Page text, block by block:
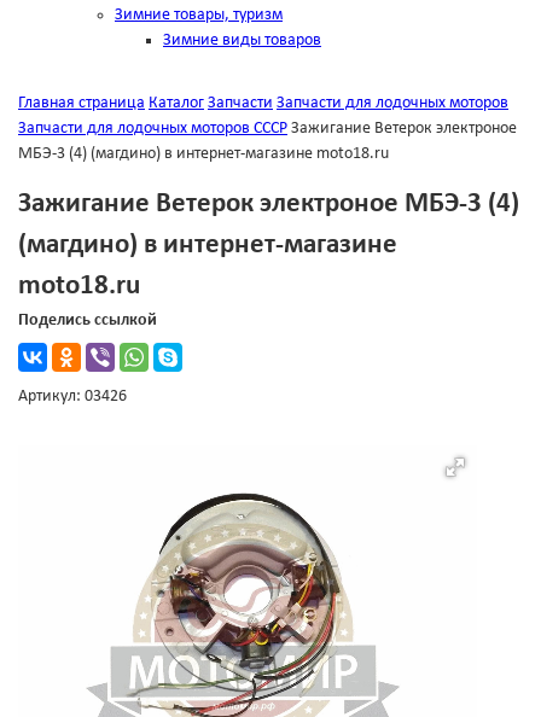
Зимние товары, туризм
Зимние виды товаров
Главная страница Каталог Запчасти Запчасти для лодочных моторов
Запчасти для лодочных моторов СССР Зажигание Ветерок электроное
МБЭ-3 (4) (магдино) в интернет-магазине moto18.ru
Зажигание Ветерок электроное МБЭ-3 (4)
(магдино) в интернет-магазине
moto18.ru
Поделись ссылкой
Артикул: 03426